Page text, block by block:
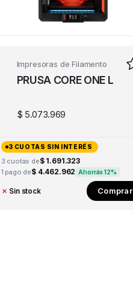
Impresoras de Filamento
PRUSA CORE ONE L
$ 5.073.969
3 CUOTAS SIN INTERÉS
3 cuotas de$ 1.691.323
1 pago de$ 4.462.962 Ahorrás 12%
✗ Sin stock Comprar